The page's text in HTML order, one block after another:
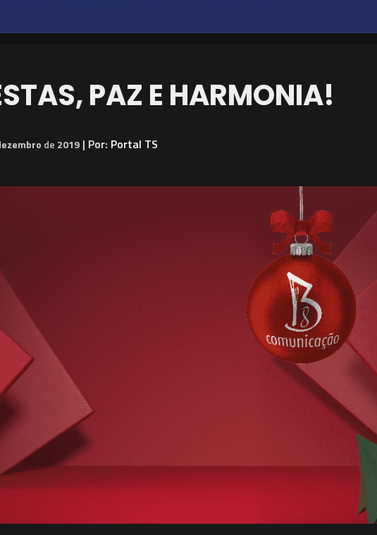
PAZ E HARMONIA!
de 2019 | Por: Portal TS